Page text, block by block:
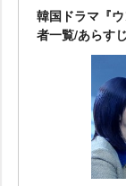
韓国ドラマ『
者一覧/あらすじ